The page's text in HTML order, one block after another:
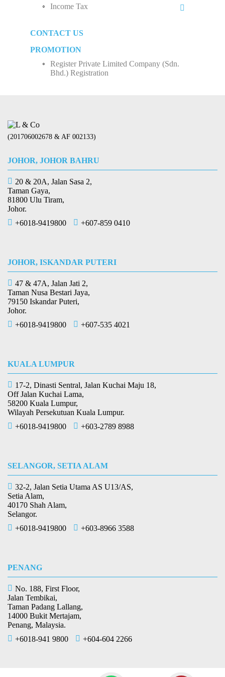
Monthly Tax Deduction (MTD)
How to Start Up a Business in Malaysia？
Sole Proprietorship
Income Tax
CONTACT US
PROMOTION
Register Private Limited Company (Sdn.
Bhd.) Registration
(201706002678 & AF 002133)
JOHOR, JOHOR BAHRU
20 & 20A, Jalan Sasa 2,
Taman Gaya,
81800 Ulu Tiram,
Johor.
+6018-9419800
+607-859 0410
JOHOR, ISKANDAR PUTERI
47 & 47A, Jalan Jati 2,
Taman Nusa Bestari Jaya,
79150 Iskandar Puteri,
Johor.
+6018-9419800
+607-535 4021
KUALA LUMPUR
17-2, Dinasti Sentral, Jalan Kuchai Maju 18,
Off Jalan Kuchai Lama,
58200 Kuala Lumpur,
Wilayah Persekutuan Kuala Lumpur.
+6018-9419800
+603-2789 8988
SELANGOR, SETIA ALAM
32-2, Jalan Setia Utama AS U13/AS,
Setia Alam,
40170 Shah Alam,
Selangor.
+6018-9419800
+603-8966 3588
PENANG
No. 188, First Floor,
Jalan Tembikai,
Taman Padang Lallang,
14000 Bukit Mertajam,
Penang, Malaysia.
+6018-941 9800
+604-604 2266